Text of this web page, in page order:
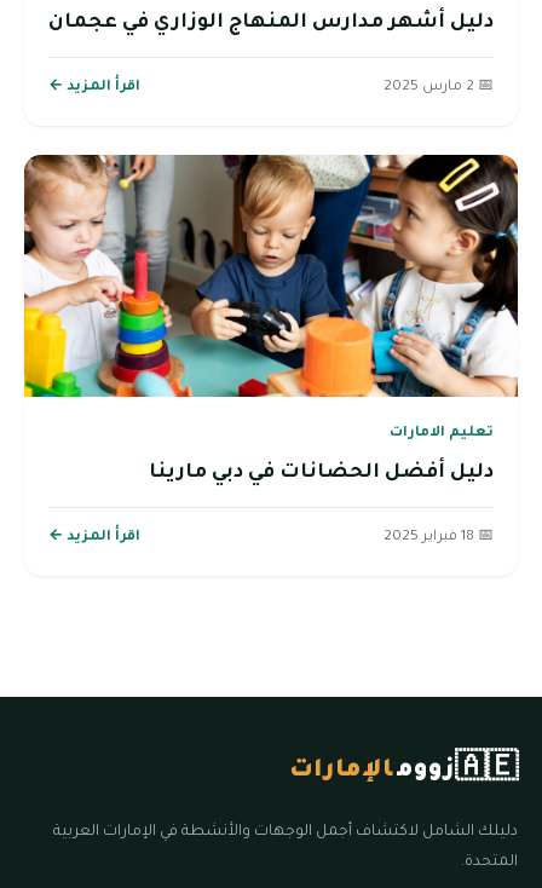
دليل أشهر مدارس المنهاج الوزاري في عجمان
📅 2 مارس 2025 اقرأ المزيد ←
تعليم الامارات
دليل أفضل الحضانات في دبي مارينا
📅 18 فبراير 2025 اقرأ المزيد ←
🇦🇪زوومالإمارات
دليلك الشامل لاكتشاف أجمل الوجهات والأنشطة في الإمارات العربية
المتحدة.